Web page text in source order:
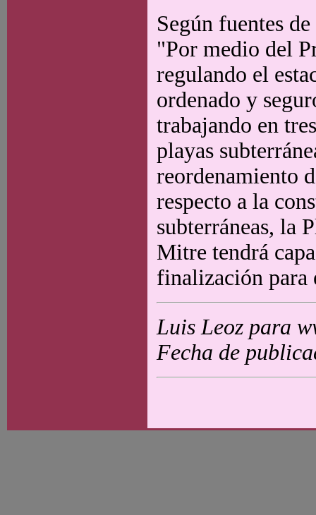
Según fuentes
"Por medio del
regulando el
ordenado y
trabajando en
playas
reordenamiento
respecto a la
subterráneas, la
Mitre tendrá
finalización para
Luis Leoz para
Fecha de